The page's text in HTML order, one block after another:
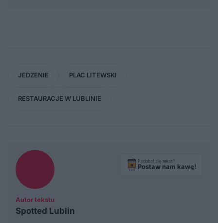
JEDZENIE PLAC LITEWSKI
RESTAURACJE W LUBLINIE
Autor tekstu
Spotted Lublin
Podobał się tekst?
Postaw nam kawę!